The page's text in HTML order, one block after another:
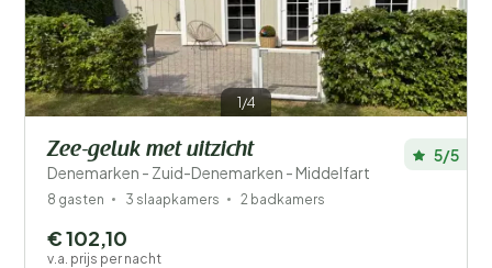
1/4
Zee-geluk met uitzicht
Denemarken - Zuid-Denemarken - Middelfart
5/5
8 gasten 3 slaapkamers 2 badkamers
€ 102,10
v.a. prijs per nacht